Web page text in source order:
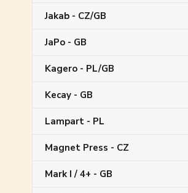
Jakab - CZ/GB
JaPo - GB
Kagero - PL/GB
Kecay - GB
Lampart - PL
Magnet Press - CZ
Mark I / 4+ - GB